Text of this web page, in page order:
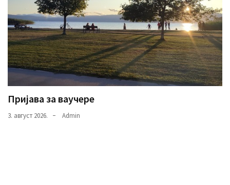
Пријава за ваучере
3. август 2026. Admin